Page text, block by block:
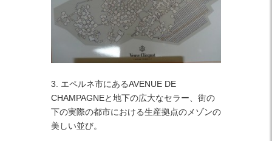
3. エペルネ市にあるAVENUE DE
CHAMPAGNEと地下の広大なセラー、街の
下の実際の都市における生産拠点のメゾンの
美しい並び。